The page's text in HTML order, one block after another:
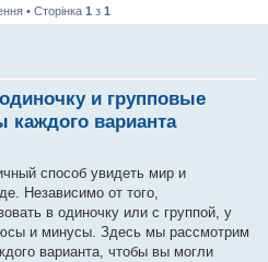
• Сторінка 1 з 1
и групповые
варианта
способ увидеть мир и
Независимо от того,
в одиночку или с группой, у
и минусы. Здесь мы рассмотрим
варианта, чтобы вы могли